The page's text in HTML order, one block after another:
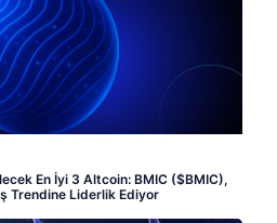
En İyi 3 Altcoin: BMIC ($BMIC),
Trendine Liderlik Ediyor